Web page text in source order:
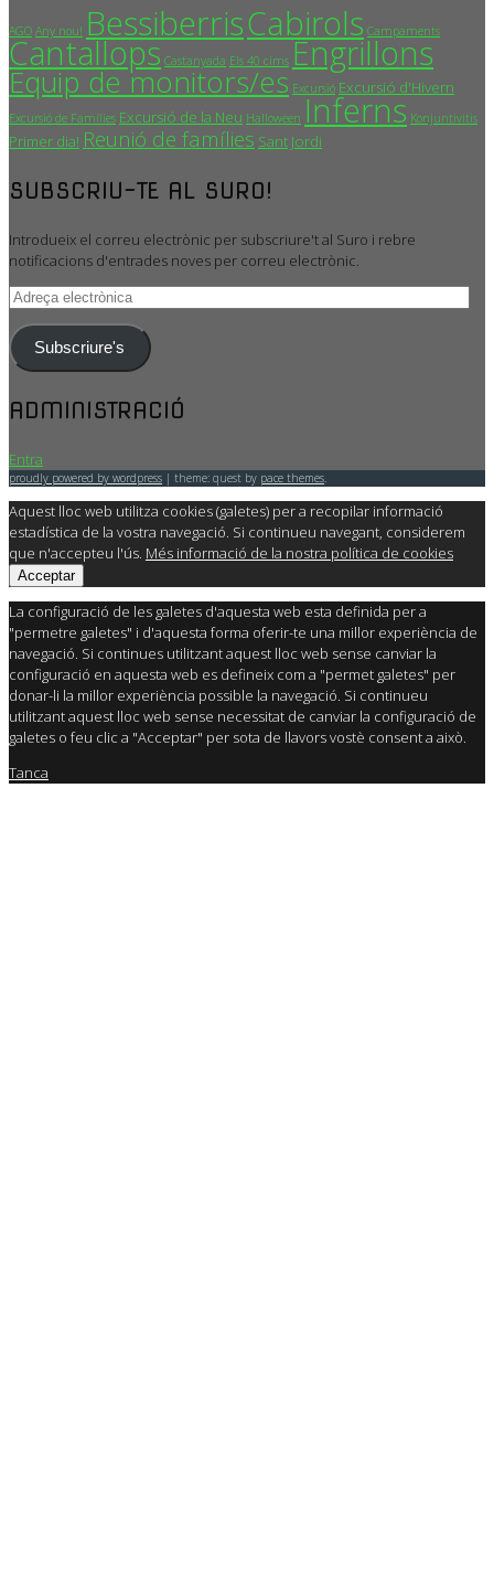
AGO Any nou! BessiberrisCabirols Campaments
Cantallops Castanyada Els 40 cims Engrillons
Equip de monitors/es Excursió Excursió d'Hivern
Excursió de Famílies Excursió de la Neu Halloween Inferns Konjuntivitis
Primer dia! Reunió de famílies Sant Jordi
SUBSCRIU-TE AL SURO!
Introdueix el correu electrònic per subscriure't al Suro i rebre
notificacions d'entrades noves per correu electrònic.
Adreça
Subscriure's
ADMINISTRACIÓ
Entra
proudly powered by wordpress | theme: quest by pace themes
Aquest lloc web utilitza cookies (galetes) per a recopilar informació
estadística de la vostra navegació. Si continueu navegant, considerem
que n'accepteu l'ús. Més informació de la nostra política de cookies
Acceptar
La configuració de les galetes d'aquesta web esta definida per a
"permetre galetes" i d'aquesta forma oferir-te una millor experiència de
navegació. Si continues utilitzant aquest lloc web sense canviar la
configuració en aquesta web es defineix com a "permet galetes" per
donar-li la millor experiència possible la navegació. Si continueu
utilitzant aquest lloc web sense necessitat de canviar la configuració de
galetes o feu clic a "Acceptar" per sota de llavors vostè consent a això.
Tanca